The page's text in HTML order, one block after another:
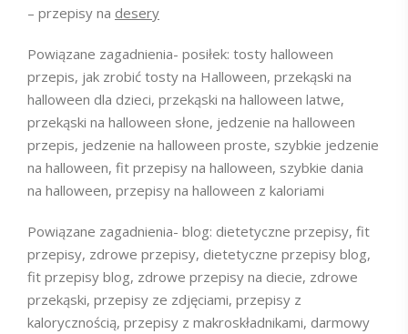
– przepisy na desery
Powiązane zagadnienia- posiłek: tosty halloween
przepis, jak zrobić tosty na Halloween, przekąski na
halloween dla dzieci, przekąski na halloween latwe,
przekąski na halloween słone, jedzenie na halloween
przepis, jedzenie na halloween proste, szybkie jedzenie
na halloween, fit przepisy na halloween, szybkie dania
na halloween, przepisy na halloween z kaloriami
Powiązane zagadnienia- blog: dietetyczne przepisy, fit
przepisy, zdrowe przepisy, dietetyczne przepisy blog,
fit przepisy blog, zdrowe przepisy na diecie, zdrowe
przekąski, przepisy ze zdjęciami, przepisy z
kalorycznością, przepisy z makroskładnikami, darmowy